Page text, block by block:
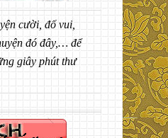
cười, đố vui,
đó đây,… để
giây phút thư